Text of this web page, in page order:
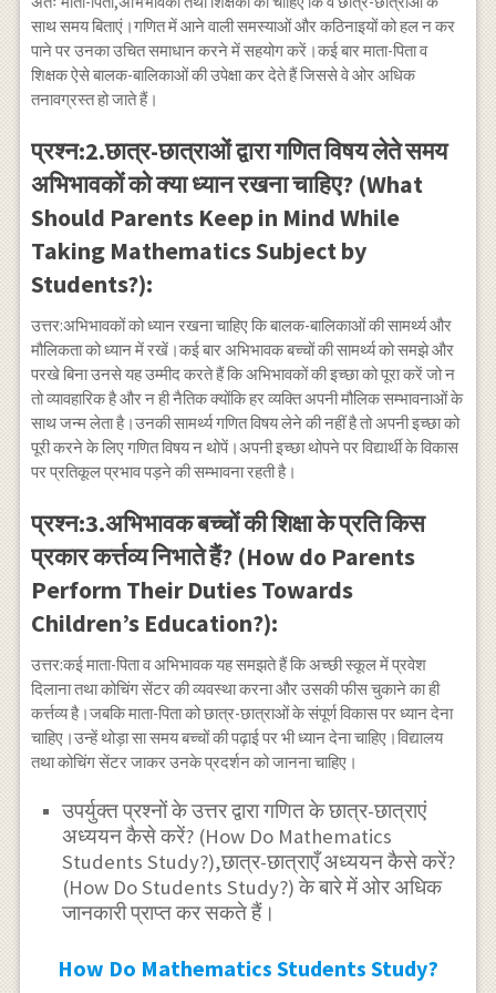
साथ समय बिताएं।गणित में आने वाली समस्याओं और कठिनाइयों को हल न कर
पाने पर उनका उचित समाधान करने में सहयोग करें।कई बार माता-पिता व
शिक्षक ऐसे बालक-बालिकाओं की उपेक्षा कर देते हैं जिससे वे ओर अधिक
तनावग्रस्त हो जाते हैं।
प्रश्न:2.छात्र-छात्राओं द्वारा गणित विषय लेते समय
अभिभावकों को क्या ध्यान रखना चाहिए? (What
Should Parents Keep in Mind While
Taking Mathematics Subject by
Students?):
उत्तर:अभिभावकों को ध्यान रखना चाहिए कि बालक-बालिकाओं की सामर्थ्य और
मौलिकता को ध्यान में रखें।कई बार अभिभावक बच्चों की सामर्थ्य को समझे और
परखे बिना उनसे यह उम्मीद करते हैं कि अभिभावकों की इच्छा को पूरा करें जो न
तो व्यावहारिक है और न ही नैतिक क्योंकि हर व्यक्ति अपनी मौलिक सम्भावनाओं के
साथ जन्म लेता है।उनकी सामर्थ्य गणित विषय लेने की नहीं है तो अपनी इच्छा को
पूरी करने के लिए गणित विषय न थोपें।अपनी इच्छा थोपने पर विद्यार्थी के विकास
पर प्रतिकूल प्रभाव पड़ने की सम्भावना रहती है।
प्रश्न:3.अभिभावक बच्चों की शिक्षा के प्रति किस
प्रकार कर्त्तव्य निभाते हैं? (How do Parents
Perform Their Duties Towards
Children’s Education?):
उत्तर:कई माता-पिता व अभिभावक यह समझते हैं कि अच्छी स्कूल में प्रवेश
दिलाना तथा कोचिंग सेंटर की व्यवस्था करना और उसकी फीस चुकाने का ही
कर्त्तव्य है।जबकि माता-पिता को छात्र-छात्राओं के संपूर्ण विकास पर ध्यान देना
चाहिए।उन्हें थोड़ा सा समय बच्चों की पढ़ाई पर भी ध्यान देना चाहिए।विद्यालय
तथा कोचिंग सेंटर जाकर उनके प्रदर्शन को जानना चाहिए।
उपर्युक्त प्रश्नों के उत्तर द्वारा गणित के छात्र-छात्राएं
अध्ययन कैसे करें? (How Do Mathematics
Students Study?),छात्र-छात्राएँ अध्ययन कैसे करें?
(How Do Students Study?) के बारे में ओर अधिक
जानकारी प्राप्त कर सकते हैं।
How Do Mathematics Students Study?